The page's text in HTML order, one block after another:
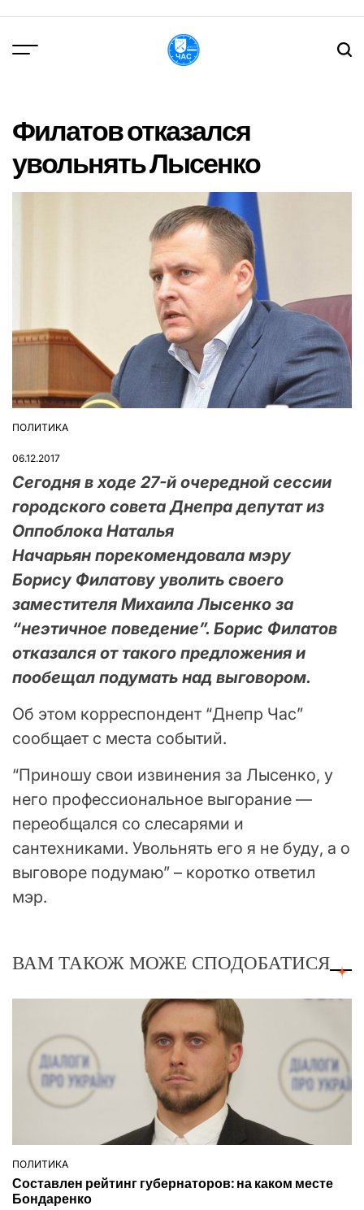
вмісту
Филатов отказался
увольнять Лысенко
ОПУБЛІКУВАТИ
ПОЛИТИКА
06.12.2017
Сегодня в ходе 27-й очередной сессии
городского совета Днепра депутат из
Оппоблока Наталья
Начарьян порекомендовала мэру
Борису Филатову уволить своего
заместителя Михаила Лысенко за
“неэтичное поведение”. Борис Филатов
отказался от такого предложения и
пообещал подумать над выговором.
Об этом корреспондент “Днепр Час”
сообщает с места событий.
“Приношу свои извинения за Лысенко, у
него профессиональное выгорание —
переобщался со слесарями и
сантехниками. Увольнять его я не буду, а о
выговоре подумаю” – коротко ответил
мэр.
ВАМ ТАКОЖ МОЖЕ СПОДОБАТИСЯ
ОПУБЛІКУВАТИ
У
ПОЛИТИКА
Составлен рейтинг губернаторов: на каком месте
Бондаренко